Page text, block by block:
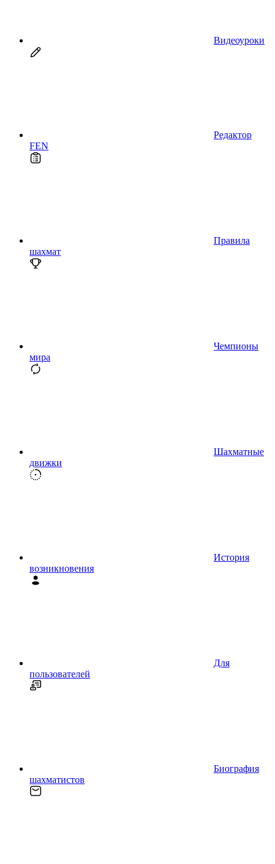
Видеоуроки
Редактор
FEN
Правила
шахмат
Чемпионы
мира
Шахматные
движки
История
возникновения
Для
пользователей
Биография
шахматистов